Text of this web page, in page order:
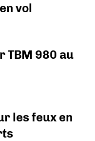
vol
TBM 980 au
les feux en